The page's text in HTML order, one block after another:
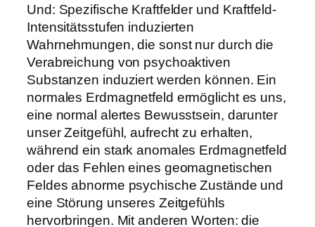
Und: Spezifische Kraftfelder und Kraftfeld-
Intensitätsstufen induzierten
Wahrnehmungen, die sonst nur durch die
Verabreichung von psychoaktiven
Substanzen induziert werden können. Ein
normales Erdmagnetfeld ermöglicht es uns,
eine normal alertes Bewusstsein, darunter
unser Zeitgefühl, aufrecht zu erhalten,
während ein stark anomales Erdmagnetfeld
oder das Fehlen eines geomagnetischen
Feldes abnorme psychische Zustände und
eine Störung unseres Zeitgefühls
hervorbringen. Mit anderen Worten: die